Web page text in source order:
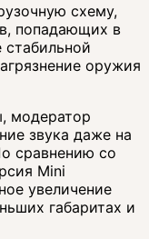
схему,
попадающих в
стабильной
оружия
модератор
звука даже на
сравнению со
Mini
увеличение
габаритах и